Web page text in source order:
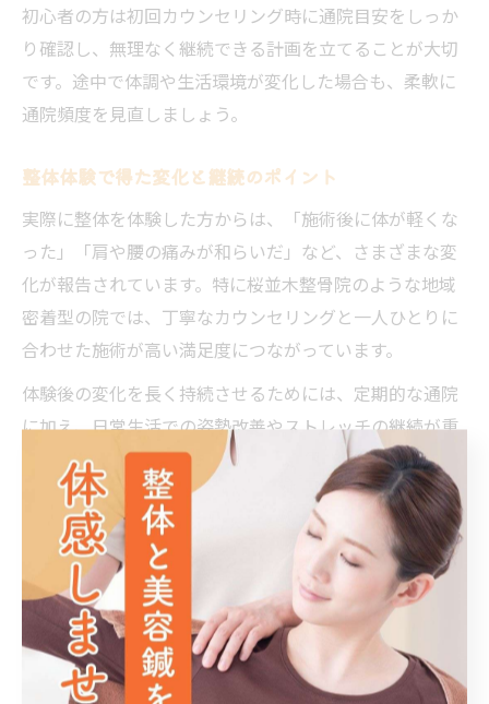
初心者の方は初回カウンセリング時に通院目安をしっか
り確認し、無理なく継続できる計画を立てることが大切
です。途中で体調や生活環境が変化した場合も、柔軟に
通院頻度を見直しましょう。
整体体験で得た変化と継続のポイント
実際に整体を体験した方からは、「施術後に体が軽くな
った」「肩や腰の痛みが和らいだ」など、さまざまな変
化が報告されています。特に桜並木整骨院のような地域
密着型の院では、丁寧なカウンセリングと一人ひとりに
合わせた施術が高い満足度につながっています。
体験後の変化を長く持続させるためには、定期的な通院
に加え、日常生活での姿勢改善やストレッチの継続が重
要です。また、不調を感じた時には早めに相談すること
で、より効果的なケアが受けられます。
整体は一度で劇的な変化を求めるよりも、数回の施術を
重ねて体の根本から整えていくことが大切です。桜並木
駅周辺で安心して通える整体院を選び、無理なく継続す
ることで、毎日の暮らしや仕事がより快適に感じられる
ようになるでしょう。